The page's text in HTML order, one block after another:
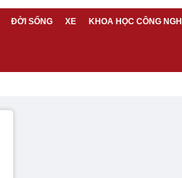
ĐỜI SỐNG XE KHOA HỌC CÔNG